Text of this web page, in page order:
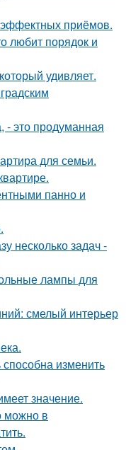
приёмов.
любит порядок и
удивляет.
- это продуманная
для семьи.
панно и
несколько задач -
лампы для
смелый интерьер
изменить
значение.
можно в